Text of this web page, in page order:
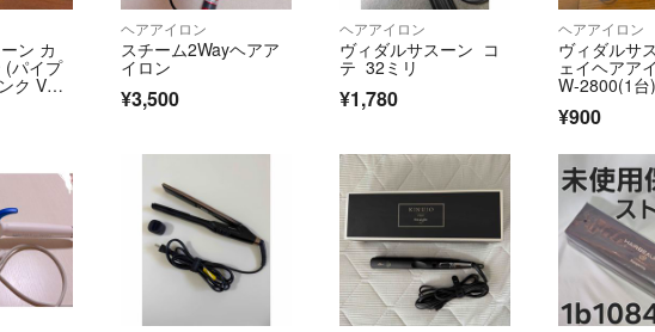
ン カ
(パイプ
ク VSI-
ヘアアイロン
スチーム2Wayヘアア
イロン
¥3,500
ヘアアイロン
ヴィダルサスーン コ
テ 32ミリ
¥1,780
ヘアアイロン
ヴィダルサ
ェイヘアア
W-2800(1台)
¥900